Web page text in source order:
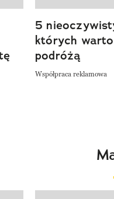
5
których
podróżą
Współpraca reklamowa